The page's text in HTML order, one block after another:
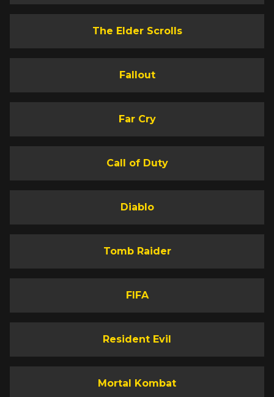
The Elder Scrolls
Fallout
Far Cry
Call of Duty
Diablo
Tomb Raider
FIFA
Resident Evil
Mortal Kombat